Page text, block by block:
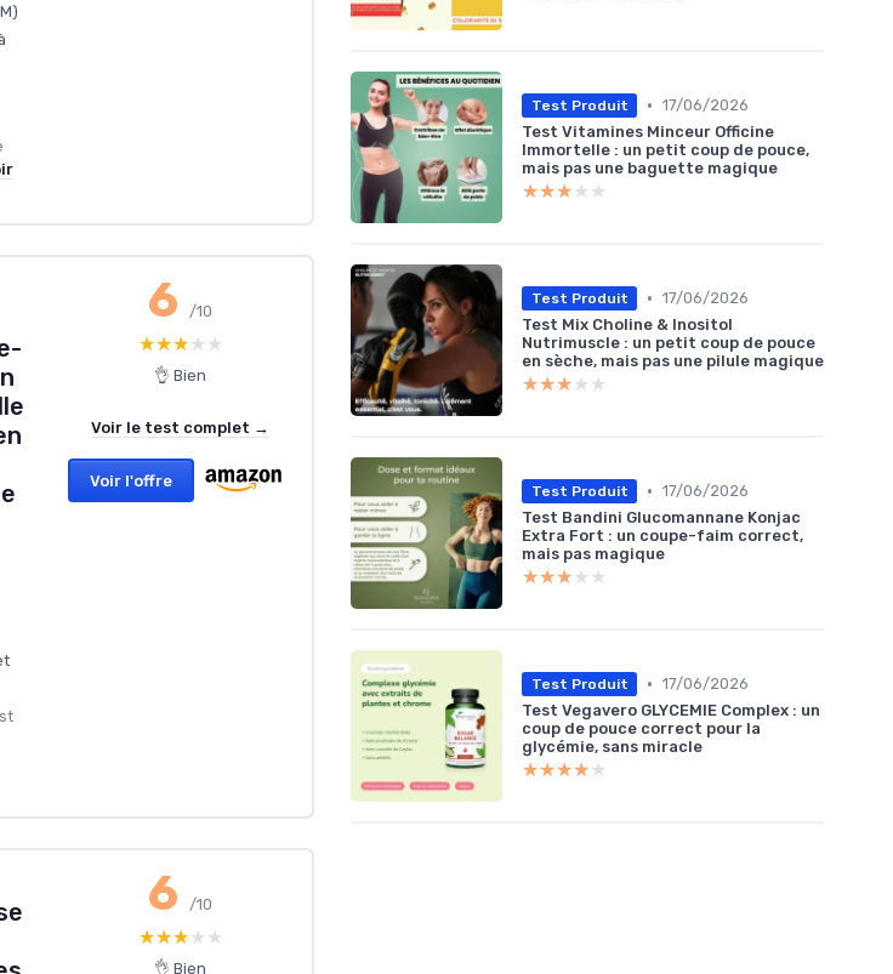
6/10
★★★★★
★★★★★
👌 Bien
Voir le test complet →
Voir l'offre
6/10
★★★★★
★★★★★
👌 Bien
Test Produit • 17/06/2026
Test Vitamines Minceur Officine
Immortelle : un petit coup de pouce,
mais pas une baguette magique
★★★★★
★★★★★
Test Produit • 17/06/2026
Test Mix Choline & Inositol
Nutrimuscle : un petit coup de pouce
en sèche, mais pas une pilule magique
★★★★★
★★★★★
Test Produit • 17/06/2026
Test Bandini Glucomannane Konjac
Extra Fort : un coupe-faim correct,
mais pas magique
★★★★★
★★★★★
Test Produit • 17/06/2026
Test Vegavero GLYCEMIE Complex : un
coup de pouce correct pour la
glycémie, sans miracle
★★★★★
★★★★★